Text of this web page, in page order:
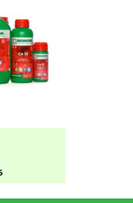
Prijsklasse:
€7,95
tot